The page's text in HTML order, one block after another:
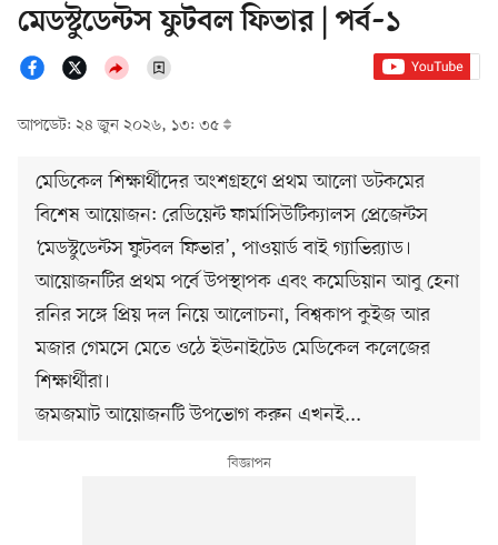
মেডস্টুডেন্টস ফুটবল ফিভার | পর্ব–১
আপডেট: ২৪ জুন ২০২৬, ১৩: ৩৫
মেডিকেল শিক্ষার্থীদের অংশগ্রহণে প্রথম আলো ডটকমের
বিশেষ আয়োজন: রেডিয়েন্ট ফার্মাসিউটিক্যালস প্রেজেন্টস
‘মেডস্টুডেন্টস ফুটবল ফিভার’, পাওয়ার্ড বাই গ্যাভির‍্যাড।
আয়োজনটির প্রথম পর্বে উপস্থাপক এবং কমেডিয়ান আবু হেনা
রনির সঙ্গে প্রিয় দল নিয়ে আলোচনা, বিশ্বকাপ কুইজ আর
মজার গেমসে মেতে ওঠে ইউনাইটেড মেডিকেল কলেজের
শিক্ষার্থীরা।
জমজমাট আয়োজনটি উপভোগ করুন এখনই...